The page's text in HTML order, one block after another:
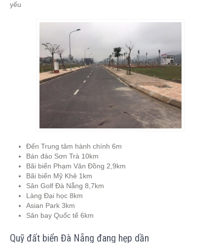
yếu
Đến Trung tâm hành chính 6m
Bán đảo Sơn Trà 10km
Bãi biển Phạm Văn Đồng 2,9km
Bãi biển Mỹ Khê 1km
Sân Golf Đà Nẵng 8,7km
Làng Đại học 8km
Asian Park 3km
Sân bay Quốc tế 6km
Quỹ đất biển Đà Nẵng đang hẹp dần